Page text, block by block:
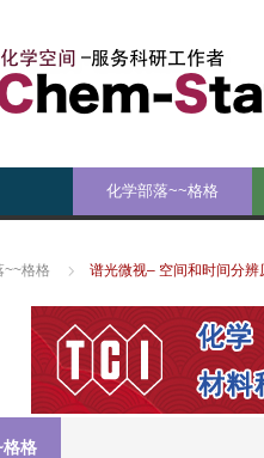
化学部落~~格格
~~格格 谱光微视– 空间和时间分
格格